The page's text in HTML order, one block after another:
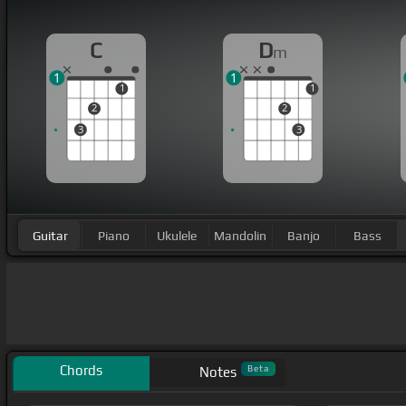
C
3
2
1
1
Dm
2
3
1
1
Guitar Piano Ukulele Mandolin Banjo Bass
Chords Notes Beta